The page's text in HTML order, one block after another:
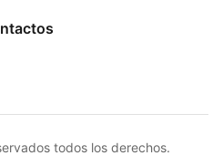
todos los derechos.